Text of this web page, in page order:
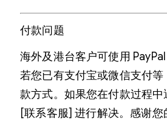
付款问题
海外及港台客户可使用
若您已有支付宝或微信支付
款方式。如果您在付款过程
[联系客服] 进行解决。感谢您